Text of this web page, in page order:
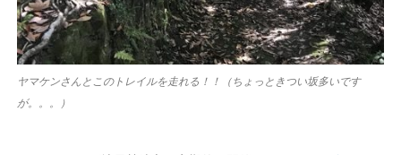
ヤマケンさんとこのトレイルを走れる！！（ちょっときつい坂多いです
が。。。）